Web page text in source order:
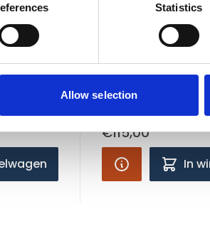
Statistics
Allow selection
XXL
Hundos Set
uitloopren maat
Op voorraad
Voor 15:00 besteld, zelfde
€115,00
In